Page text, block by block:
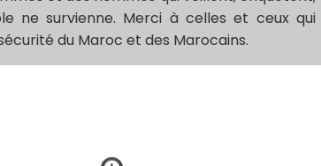
ne survienne. Merci à celles et ceux qui
du Maroc et des Marocains.